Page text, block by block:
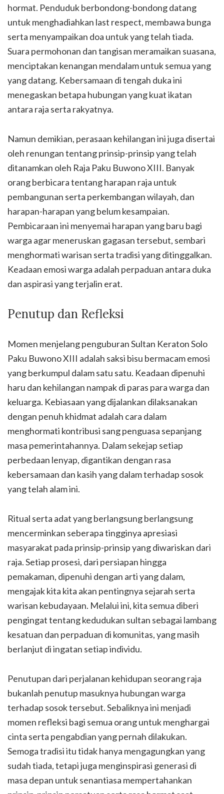
hormat. Penduduk berbondong-bondong datang
untuk menghadiahkan last respect, membawa bunga
serta menyampaikan doa untuk yang telah tiada.
Suara permohonan dan tangisan meramaikan suasana,
menciptakan kenangan mendalam untuk semua yang
yang datang. Kebersamaan di tengah duka ini
menegaskan betapa hubungan yang kuat ikatan
antara raja serta rakyatnya.
Namun demikian, perasaan kehilangan ini juga disertai
oleh renungan tentang prinsip-prinsip yang telah
ditanamkan oleh Raja Paku Buwono XIII. Banyak
orang berbicara tentang harapan raja untuk
pembangunan serta perkembangan wilayah, dan
harapan-harapan yang belum kesampaian.
Pembicaraan ini menyemai harapan yang baru bagi
warga agar meneruskan gagasan tersebut, sembari
menghormati warisan serta tradisi yang ditinggalkan.
Keadaan emosi warga adalah perpaduan antara duka
dan aspirasi yang terjalin erat.
Penutup dan Refleksi
Momen menjelang penguburan Sultan Keraton Solo
Paku Buwono XIII adalah saksi bisu bermacam emosi
yang berkumpul dalam satu satu. Keadaan dipenuhi
haru dan kehilangan nampak di paras para warga dan
keluarga. Kebiasaan yang dijalankan dilaksanakan
dengan penuh khidmat adalah cara dalam
menghormati kontribusi sang penguasa sepanjang
masa pemerintahannya. Dalam sekejap setiap
perbedaan lenyap, digantikan dengan rasa
kebersamaan dan kasih yang dalam terhadap sosok
yang telah alam ini.
Ritual serta adat yang berlangsung berlangsung
mencerminkan seberapa tingginya apresiasi
masyarakat pada prinsip-prinsip yang diwariskan dari
raja. Setiap prosesi, dari persiapan hingga
pemakaman, dipenuhi dengan arti yang dalam,
mengajak kita kita akan pentingnya sejarah serta
warisan kebudayaan. Melalui ini, kita semua diberi
pengingat tentang kedudukan sultan sebagai lambang
kesatuan dan perpaduan di komunitas, yang masih
berlanjut di ingatan setiap individu.
Penutupan dari perjalanan kehidupan seorang raja
bukanlah penutup masuknya hubungan warga
terhadap sosok tersebut. Sebaliknya ini menjadi
momen refleksi bagi semua orang untuk menghargai
cinta serta pengabdian yang pernah dilakukan.
Semoga tradisi itu tidak hanya mengagungkan yang
sudah tiada, tetapi juga menginspirasi generasi di
masa depan untuk senantiasa mempertahankan